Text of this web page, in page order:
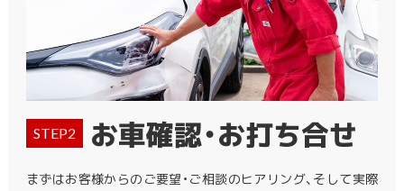
STEP2 お車確認・お打ち合せ
まずはお客様からのご要望・ご相談のヒアリング、そして実際